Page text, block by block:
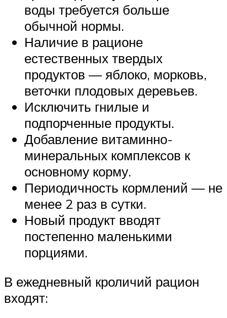
воды требуется больше
обычной нормы.
Наличие в рационе
естественных твердых
продуктов — яблоко, морковь,
веточки плодовых деревьев.
Исключить гнилые и
подпорченные продукты.
Добавление витаминно-
минеральных комплексов к
основному корму.
Периодичность кормлений — не
менее 2 раз в сутки.
Новый продукт вводят
постепенно маленькими
порциями.
В ежедневный кроличий рацион
входят: